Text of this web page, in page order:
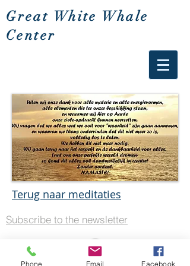
Great White Whale
Center
Terug naar meditaties
Subscribe to the newsletter
Phone Email Facebook